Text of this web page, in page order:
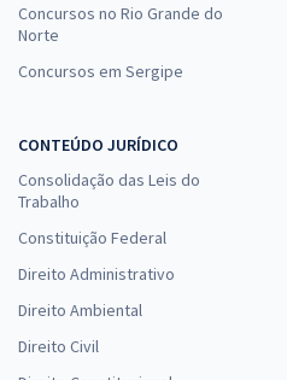
Concursos no Rio Grande do
Norte
Concursos em Sergipe
CONTEÚDO JURÍDICO
Consolidação das Leis do
Trabalho
Constituição Federal
Direito Administrativo
Direito Ambiental
Direito Civil